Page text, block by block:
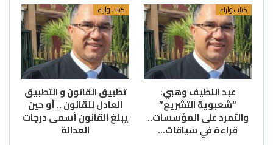
كتاب وآراء
عبد اللطيف وهبي:
“شعبوية التشريع”
والتمرد على المؤسسات..
قراءة في سياقات…
كتاب وآراء
تطبيق القانون و التطبيق
العادل للقانون .. أو حين
يبلغ القانون أسمى درجات
العدالة